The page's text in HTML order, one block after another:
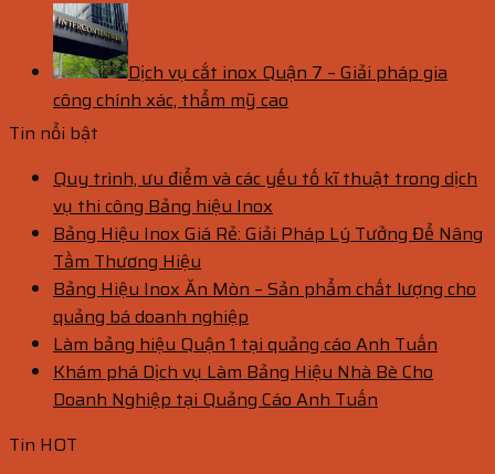
Dịch vụ cắt inox Quận 7 – Giải pháp gia
công chính xác, thẩm mỹ cao
Tin nổi bật
Quy trình, ưu điểm và các yếu tố kĩ thuật trong dịch
vụ thi công Bảng hiệu Inox
Bảng Hiệu Inox Giá Rẻ: Giải Pháp Lý Tưởng Để Nâng
Tầm Thương Hiệu
Bảng Hiệu Inox Ăn Mòn – Sản phẩm chất lượng cho
quảng bá doanh nghiệp
Làm bảng hiệu Quận 1 tại quảng cáo Anh Tuấn
Khám phá Dịch vụ Làm Bảng Hiệu Nhà Bè Cho
Doanh Nghiệp tại Quảng Cáo Anh Tuấn
Tin HOT